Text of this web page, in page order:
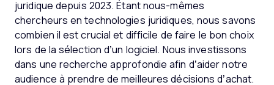
juridique depuis 2023. Étant nous-mêmes
chercheurs en technologies juridiques, nous savons
combien il est crucial et difficile de faire le bon choix
lors de la sélection d’un logiciel. Nous investissons
dans une recherche approfondie afin d’aider notre
audience à prendre de meilleures décisions d’achat.